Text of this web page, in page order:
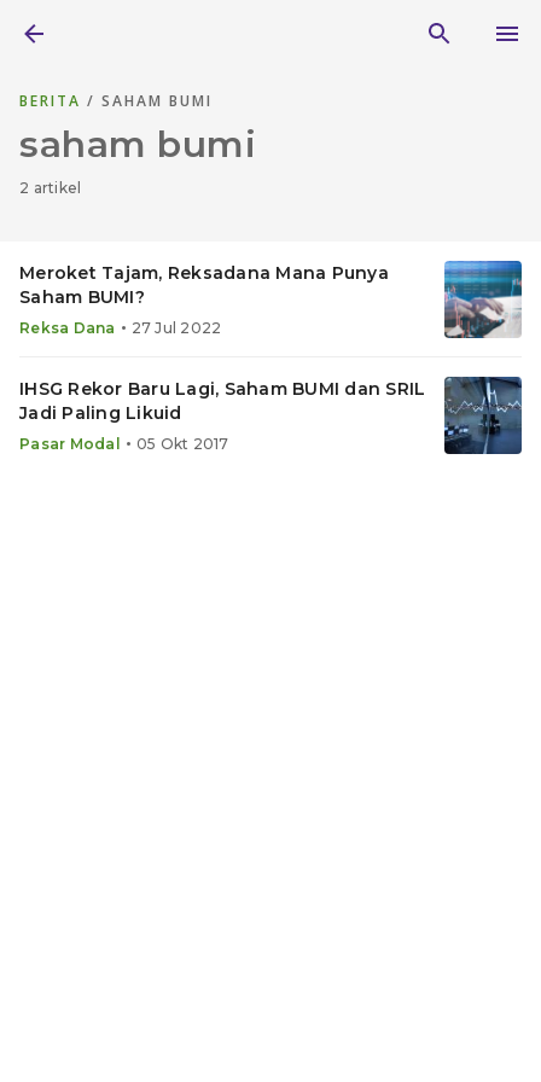
BERITA / SAHAM BUMI
saham bumi
2 artikel
Meroket Tajam, Reksadana Mana Punya
Saham BUMI?
Reksa Dana • 27 Jul 2022
IHSG Rekor Baru Lagi, Saham BUMI dan SRIL
Jadi Paling Likuid
Pasar Modal • 05 Okt 2017